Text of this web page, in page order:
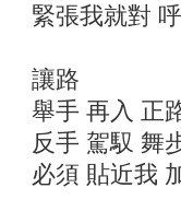
緊張我就對
讓路
舉手 再入 正
反手 駕馭 舞
必須 貼近我